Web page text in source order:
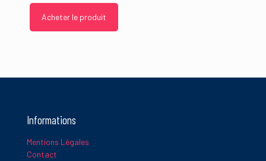
Acheter le produit
Informations
Mentions Légales
Contact